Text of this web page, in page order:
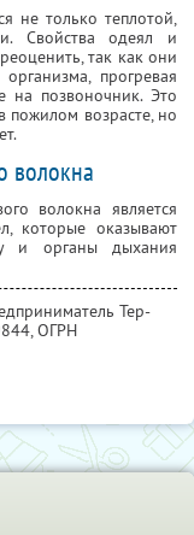
не только теплотой,
Свойства одеял и
так как они
прогревая
на позвоночник. Это
пожилом возрасте, но
волокна
волокна является
которые оказывают
и органы дыхания
Тер-
, ОГРН